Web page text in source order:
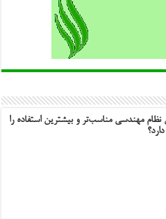
مهندسی مناسب‌تر و بیشترین استفاده را
دارد؟